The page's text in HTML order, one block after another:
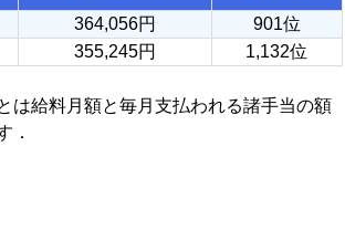
364,056円
901位
355,245円 1,132位
は給料月額と毎月支払われる諸手当の額
．